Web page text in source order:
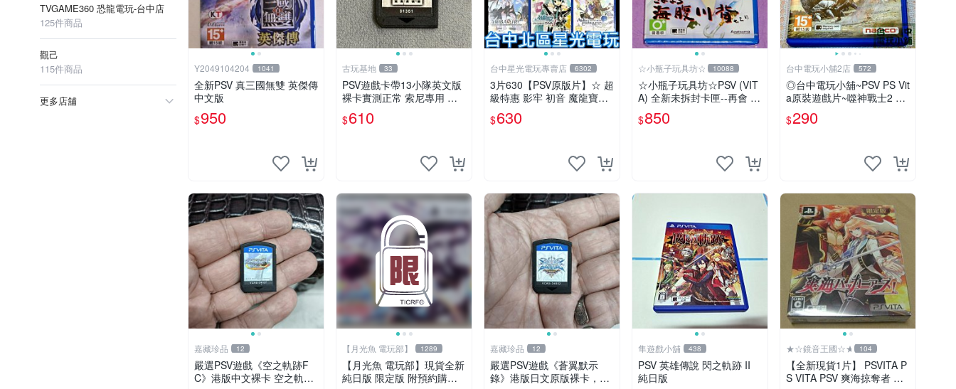
TVGAME360 恐龍電玩-台中店
125件商品
觀己
115件商品
更多店舖
Y2049104204 1041
全新PSV 真三國無雙 英傑傳
中文版
$950
古玩基地 33
PSV遊戲卡帶13小隊英文版
裸卡實測正常 索尼專用 游
戲硬體原廠卡帶 13小隊 psv
卡帶 嚴選
$610
台中星光電玩專賣店 6302
3片630【PSV原版片】☆ 超
級特惠 影牢 初音 魔龍寶冠
鍊金工房 ☆中古二手商品
【星光】
$630
☆小瓶子玩具坊☆ 10088
☆小瓶子玩具坊☆PSV (VIT
A) 全新未拆封卡匣--再會 海
腹川背 閃
$850
台中電玩小舖2店 572
◎台中電玩小舖~PSV PS Vit
a原裝遊戲片~噬神戰士2 噬
神者2 ~290
$290
嘉藏珍品 12
嚴選PSV遊戲《空之軌跡F
C》港版中文裸卡 空之軌跡
【月光魚 電玩部】 1289
【月光魚 電玩部】現貨全新
純日版 限定版 附預約購入
嘉藏珍品 12
嚴選PSV遊戲《蒼翼默示
錄》港版日文原版裸卡，成
隼遊戲小舖 438
PSV 英雄傳說 閃之軌跡 II
純日版
★☆鏡音王國☆★ 104
【全新現貨1片】 PSVITA P
S VITA PSV 爽海掠奪者 限